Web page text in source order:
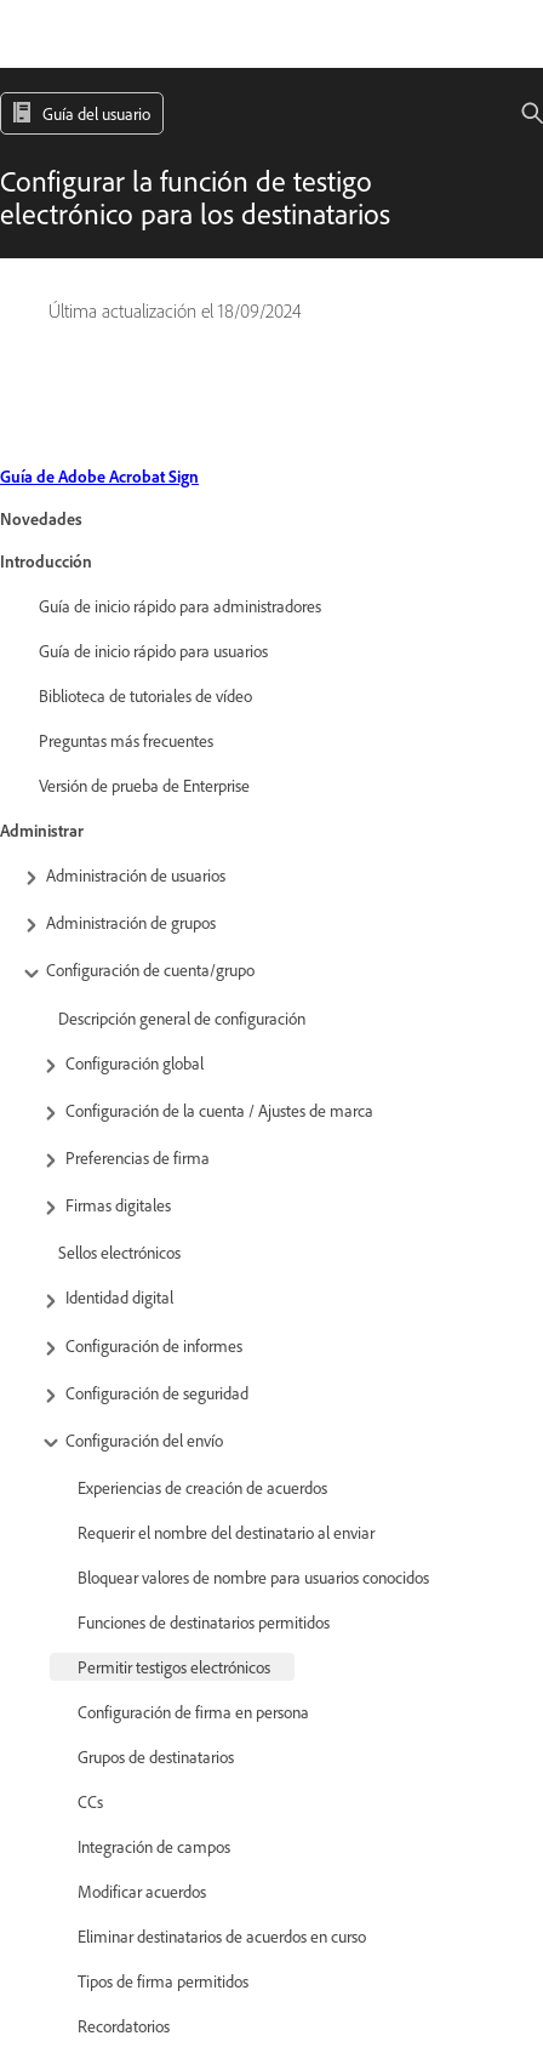
Guía del usuario
Configurar la función de testigo
electrónico para los destinatarios
Última actualización el 18/09/2024
Guía de Adobe Acrobat Sign
Novedades
Introducción
Guía de inicio rápido para administradores
Guía de inicio rápido para usuarios
Biblioteca de tutoriales de vídeo
Preguntas más frecuentes
Versión de prueba de Enterprise
Administrar
Administración de usuarios
Administración de grupos
Configuración de cuenta/grupo
Descripción general de configuración
Configuración global
Configuración de la cuenta / Ajustes de marca
Preferencias de firma
Firmas digitales
Sellos electrónicos
Identidad digital
Configuración de informes
Configuración de seguridad
Configuración del envío
Experiencias de creación de acuerdos
Requerir el nombre del destinatario al enviar
Bloquear valores de nombre para usuarios conocidos
Funciones de destinatarios permitidos
Permitir testigos electrónicos
Configuración de firma en persona
Grupos de destinatarios
CCs
Integración de campos
Modificar acuerdos
Eliminar destinatarios de acuerdos en curso
Tipos de firma permitidos
Recordatorios